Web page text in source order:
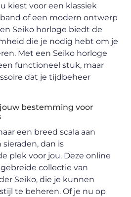
kiest voor een klassiek
of een modern ontwerp
Seiko horloge biedt de
die je nodig hebt om je
Met een Seiko horloge
functioneel stuk, maar
dat je tijdbeheer
bestemming voor
een breed scala aan
dan is
plek voor jou. Deze online
collectie van
Seiko, die je kunnen
te beheren. Of je nu op